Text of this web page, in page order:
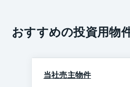
おすすめの投資用物
当社売主物件